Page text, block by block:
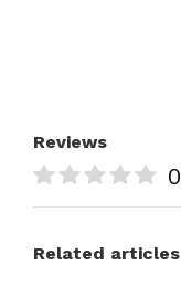
Reviews
0
Related articles